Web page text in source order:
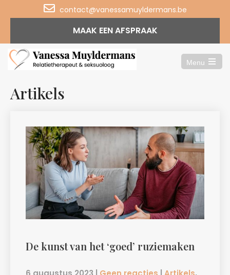
contact@vanessamuyldermans.be
MAAK EEN AFSPRAAK
Menu
Open
Artikels
De kunst van het ‘goed’ ruziemaken